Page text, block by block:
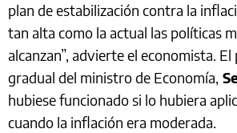
plan de estabilización contra la
tan alta como la actual las políticas
alcanzan”, advierte el economista.
gradual del ministro de Economía,
hubiese funcionado si lo hubiera
cuando la inflación era moderada.